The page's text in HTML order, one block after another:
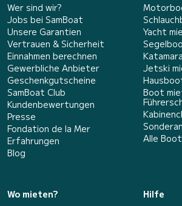
Wer sind wir?
Jobs bei SamBoat
Unsere Garantien
Vertrauen & Sicherheit
Einnahmen berechnen
Gewerbliche Anbieter
Geschenkgutscheine
SamBoat Club
Kundenbewertungen
Presse
Fondation de la Mer
Erfahrungen
Blog
Yacht
Jetski
Boot
Alle
Wo mieten?
Hilfe